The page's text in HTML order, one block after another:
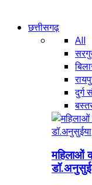
छत्तीसगढ़
All
दुर्ग
महिलाओं